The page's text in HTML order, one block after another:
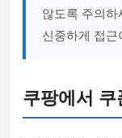
않도록 주의
신중하게 접근
쿠팡에서 쿠